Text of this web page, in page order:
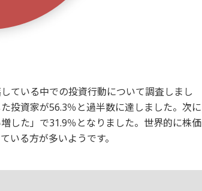
ている中での投資行動について調査しまし
投資家が56.3％と過半数に達しました。次に
した」で31.9％となりました。世界的に株価
いる方が多いようです。